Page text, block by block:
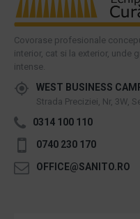
Covorase profesionale
interior, cat si la exterior, unde
intense.
WEST BUSINESS
Strada Preciziei, Nr, 3W,
0314 100 110
0740 230 170
OFFICE@SANITO.RO